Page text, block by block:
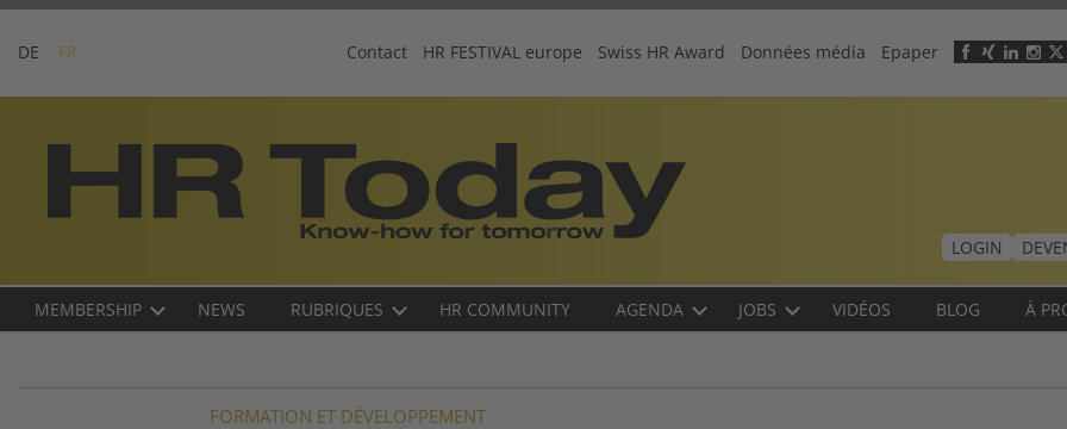
Skip
content
DE FR
Header
menu
Contact HR FESTIVAL europe Swiss HR Award Données média Epaper
LOGIN
Main
FR
MEMBERSHIP NEWS RUBRIQUES HR COMMUNITY AGENDA JOBS VIDÉOS BLOG À
FORMATION ET DÉVELOPPEMENT